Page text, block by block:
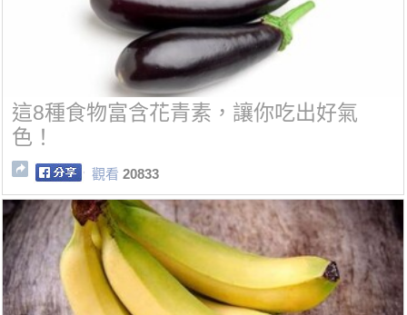
這8種食物富含花青素，讓你吃出好氣
色！
觀看 20833